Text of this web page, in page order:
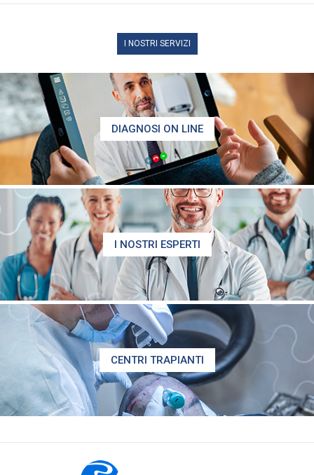
I NOSTRI SERVIZI
DIAGNOSI ON LINE
I NOSTRI ESPERTI
CENTRI TRAPIANTI